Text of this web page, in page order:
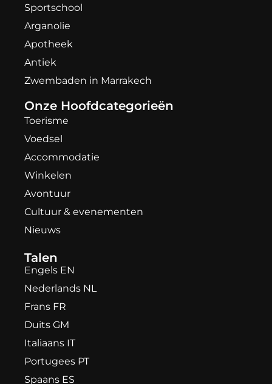
Sportschool
Arganolie
Apotheek
Antiek
Zwembaden in Marrakech
Onze Hoofdcategorieën
Toerisme
Voedsel
Accommodatie
Winkelen
Avontuur
Cultuur & evenementen
Nieuws
Talen
Engels EN
Nederlands NL
Frans FR
Duits GM
Italiaans IT
Portugees PT
Spaans ES